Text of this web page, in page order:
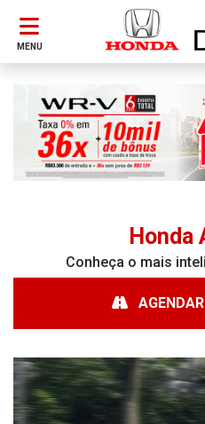
MENU
Honda
Conheça o mais